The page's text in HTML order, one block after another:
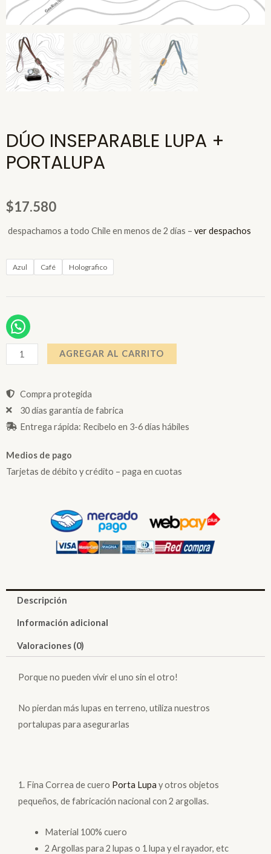
DÚO INSEPARABLE LUPA +
PORTALUPA
$17.580
a todo Chile en menos de 2 días – ver despachos
Azul Café Holografico
DÚO
PORTALUPA
cantidad
AGREGAR AL CARRITO
Compra protegida
30 días garantía de fabrica
Entrega rápida: Recíbelo en 3-6 días hábiles
Medios de pago
Tarjetas de débito y crédito – paga en cuotas
Descripción
Información adicional
Valoraciones (0)
Porque no pueden vivir el uno sin el otro!
No pierdan más lupas en terreno, utiliza nuestros
portalupas para asegurarlas
1. Fina Correa de cuero Porta Lupa y otros objetos
pequeños, de fabricación nacional con 2 argollas.
Material 100% cuero
2 Argollas para 2 lupas o 1 lupa y el rayador, etc